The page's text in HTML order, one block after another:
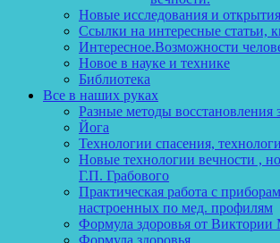
Новые исследования и открытия
Ссылки на интересные статьи,
Интересное.Возможности
Новое в науке и технике
Библиотека
Все в наших руках
Разные методы восстановления
Йога
Технологии спасения,
Новые технологии вечности ,
Г.П. Грабового
Практическая работа с
настроенных по мед. профилям
Формула здоровья от